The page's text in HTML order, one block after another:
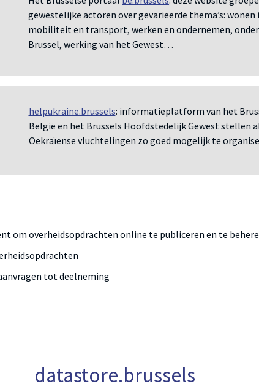
gewestelijke actoren over gevarieerde thema’s:
mobiliteit en transport, werken en ondernemen,
Brussel, werking van het Gewest…
helpukraine.brussels: informatieplatform van het
België en het Brussels Hoofdstedelijk Gewest stellen
Oekraïense vluchtelingen zo goed mogelijk te
om overheidsopdrachten online te publiceren en te
tot deelneming
datastore.brussels